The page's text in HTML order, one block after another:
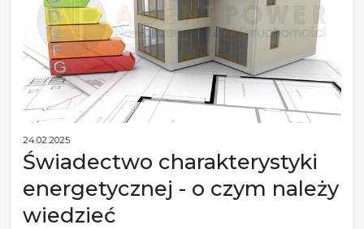
24.02.2025
Świadectwo charakterystyki
energetycznej - o czym należy
wiedzieć